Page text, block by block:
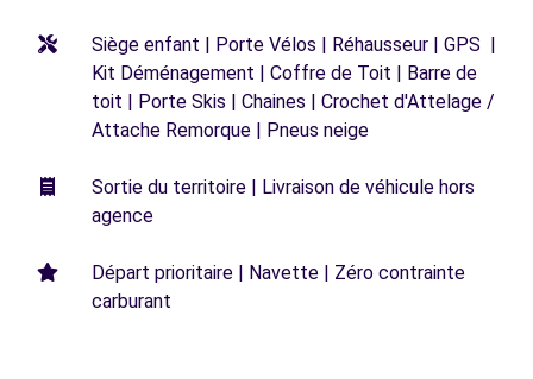
Siège enfant | Porte Vélos | Réhausseur | GPS |
Kit Déménagement | Coffre de Toit | Barre de
toit | Porte Skis | Chaines | Crochet d'Attelage /
Attache Remorque | Pneus neige
Sortie du territoire | Livraison de véhicule hors
agence
Départ prioritaire | Navette | Zéro contrainte
carburant